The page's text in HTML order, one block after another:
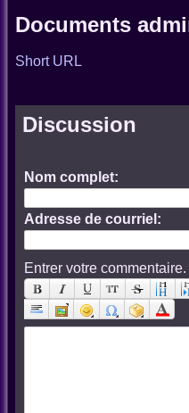
Documents
Short URL
Discussion
Nom complet:
Adresse de courriel:
Entrer votre